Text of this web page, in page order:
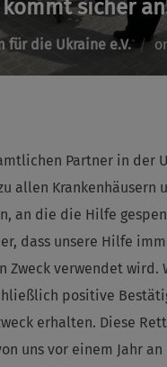
sicher
für die Ukraine e.V.
Partner in der
allen Krankenhäusern
an die die Hilfe
dass unsere Hilfe
Zweck verwendet wird.
positive
erhalten. Diese
uns vor einem Jahr an